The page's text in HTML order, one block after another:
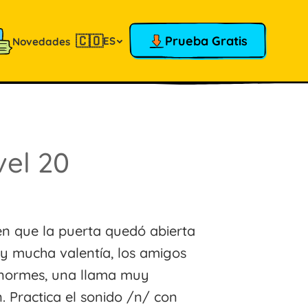
Novedades 🇨🇴ES Prueba Gratis
20
que la puerta quedó abierta
mucha valentía, los amigos
una llama muy
Practica el sonido /n/ con